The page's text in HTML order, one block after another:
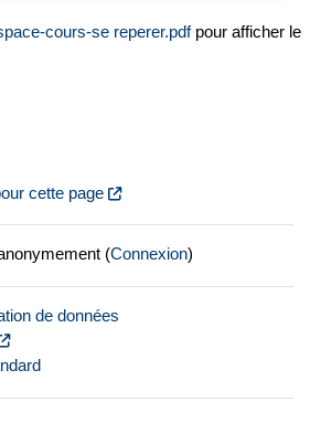
cours-se reperer.pdfpour afficher le
cette page
(Connexion)
de données